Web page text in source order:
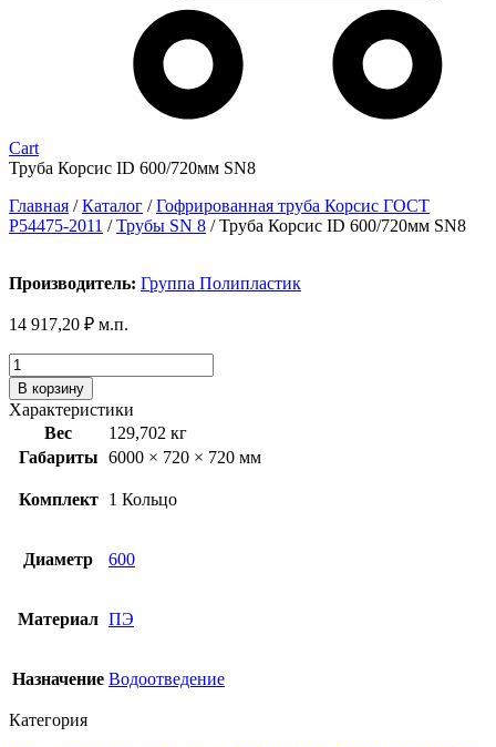
Cart
Труба Корсис ID 600/720мм SN8
Главная /Каталог /Гофрированная труба Корсис ГОСТ
P54475-2011 /Трубы SN 8 /Труба Корсис ID 600/720мм SN8
Производитель: Группа Полипластик
14 917,20 ₽ м.п.
Количество
товара
Труба
Корсис
600/720мм
В корзину
Характеристики
Вес
129,702 кг
Габариты 6000 × 720 × 720 мм
Комплект 1 Кольцо
Диаметр 600
Материал ПЭ
Назначение Водоотведение
Категория